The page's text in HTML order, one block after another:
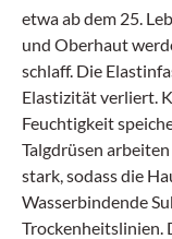
etwa ab dem 25.
und Oberhaut
schlaff. Die
Elastizität verliert.
Feuchtigkeit
Talgdrüsen
stark, sodass die
Wasserbindende
Trockenheitslinien.